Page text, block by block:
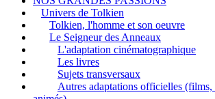
Univers de Tolkien
Tolkien, l'homme et son oeuvre
Le Seigneur des Anneaux
L'adaptation cinématographique
Les livres
Sujets transversaux
Autres adaptations officielles (films,